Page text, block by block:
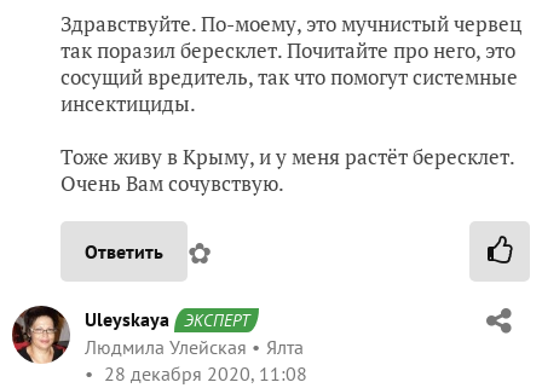
Здравствуйте. По-моему, это мучнистый червец
так поразил бересклет. Почитайте про него, это
сосущий вредитель, так что помогут системные
инсектициды.
Тоже живу в Крыму, и у меня растёт бересклет.
Очень Вам сочувствую.
Ответить ✿
Uleyskaya ЭКСПЕРТ
Людмила Улейская
Ялта
28 декабря 2020, 11:08